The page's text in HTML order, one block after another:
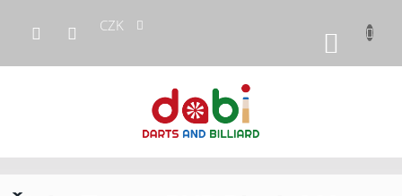
obsah
CZK
KOŠÍK